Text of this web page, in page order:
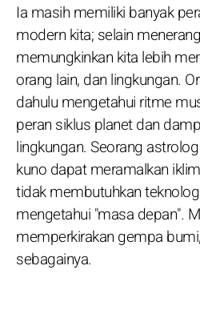
Ia masih memiliki banyak
modern kita; selain
memungkinkan kita lebih
orang lain, dan lingkungan.
dahulu mengetahui ritme
peran siklus planet dan
lingkungan. Seorang
kuno dapat meramalkan
tidak membutuhkan
mengetahui "masa depan".
memperkirakan gempa
sebagainya.